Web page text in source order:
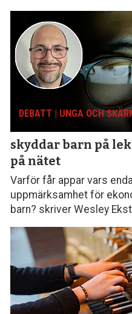
DEBATT | UNGA OCH
skyddar barn på
på nätet
Varför får appar vars
uppmärksamhet för
barn? skriver Wesley